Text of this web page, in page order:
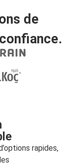
de
rapides,